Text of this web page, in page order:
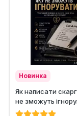
Новинка
Як написати
не зможуть
Практичний